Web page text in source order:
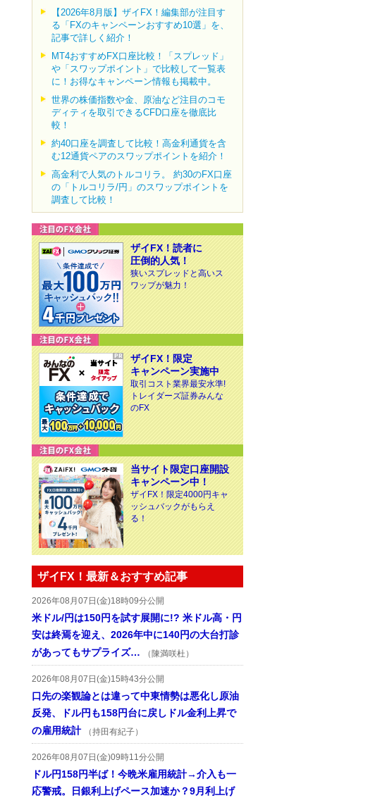
【2026年8月版】ザイFX！編集部が注目す
る「FXのキャンペーンおすすめ10選」を、
記事で詳しく紹介！
MT4おすすめFX口座比較！「スプレッド」
や「スワップポイント」で比較して一覧表
に！お得なキャンペーン情報も掲載中。
世界の株価指数や金、原油など注目のコモ
ディティを取引できるCFD口座を徹底比
較！
約40口座を調査して比較！高金利通貨を含
む12通貨ペアのスワップポイントを紹介！
高金利で人気のトルコリラ。 約30のFX口座
の「トルコリラ/円」のスワップポイントを
調査して比較！
ザイFX！読者に
圧倒的人気！
狭いスプレッドと高いス
ワップが魅力！
ザイFX！限定
キャンペーン実施中
取引コスト業界最安水準!
トレイダーズ証券みんな
のFX
当サイト限定口座開設
キャンペーン中！
ザイFX！限定4000円キャ
ッシュバックがもらえ
る！
ザイFX！最新＆おすすめ記事
2026年08月07日(金)18時09分公開
米ドル/円は150円を試す展開に!? 米ドル高・円
安は終焉を迎え、2026年中に140円の大台打診
があってもサプライズ…
（陳満咲杜）
2026年08月07日(金)15時43分公開
口先の楽観論とは違って中東情勢は悪化し原油
反発、ドル円も158円台に戻しドル金利上昇で
の雇用統計
（持田有紀子）
2026年08月07日(金)09時11分公開
ドル円158円半ば！今晩米雇用統計→介入も一
応警戒。日銀利上げペース加速か？9月利上げ